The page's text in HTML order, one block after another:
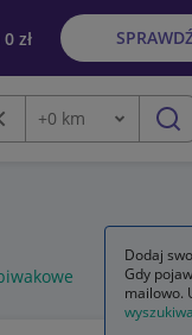
zł
frazę
Odległość
+0 km szukaj
Dodaj
Gdy
mailowo.